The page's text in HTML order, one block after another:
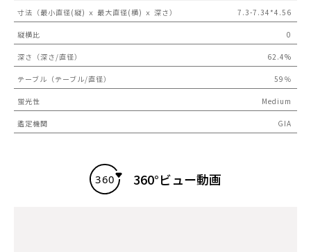
寸法（最小直径(縦) ｘ 最大直径(横) ｘ 深さ） 7.3-7.34*4.56
縦横比 0
深さ（深さ/直径） 62.4%
テーブル（テーブル/直径） 59％
蛍光性 Medium
鑑定機関 GIA
360°ビュー動画